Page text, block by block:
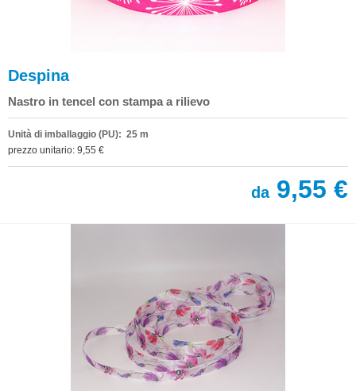
Despina
Nastro in tencel con stampa a rilievo
Unità di imballaggio (PU): 25 m
prezzo unitario: 9,55 €
da9,55 €